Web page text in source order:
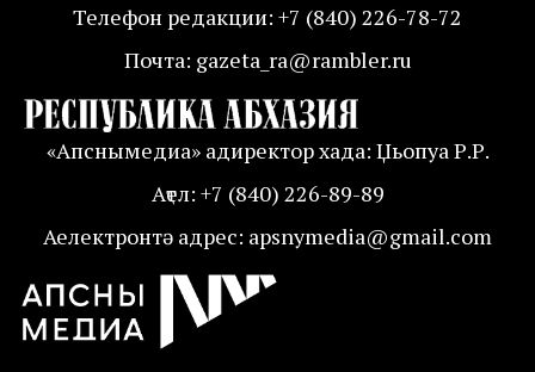
Телефон редакции: +7 (840) 226-78-72
Почта: gazeta_ra@rambler.ru
«Апснымедиа» адиректор хада: Џьопуа Р.Р.
Аҭел: +7 (840) 226-89-89
Аелектронтә адрес: apsnymedia@gmail.com